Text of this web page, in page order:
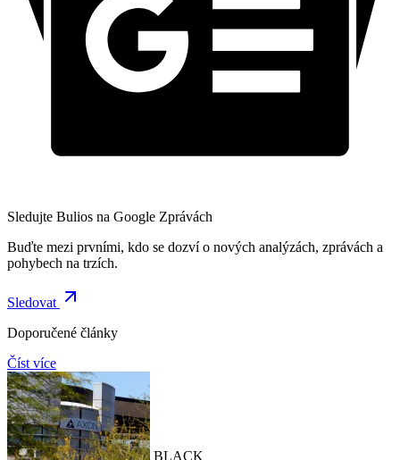
Sledujte Bulios na Google Zprávách
Buďte mezi prvními, kdo se dozví o nových analýzách, zprávách a
pohybech na trzích.
Sledovat
Doporučené články
Číst více
BLACK